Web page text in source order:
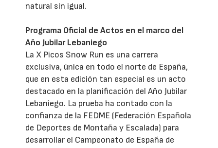
natural sin igual.
Programa Oficial de Actos en el marco del
Año Jubilar Lebaniego
La X Picos Snow Run es una carrera
exclusiva, única en todo el norte de España,
que en esta edición tan especial es un acto
destacado en la planificación del Año Jubilar
Lebaniego. La prueba ha contado con la
confianza de la FEDME (Federación Española
de Deportes de Montaña y Escalada) para
desarrollar el Campeonato de España de